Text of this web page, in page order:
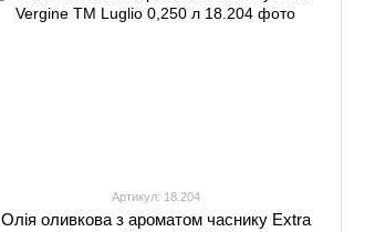
Артикул: 18.204
Олія оливкова з ароматом часнику Extra